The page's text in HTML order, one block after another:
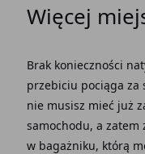
Więcej
Brak konieczności
przebiciu pociąga za
nie musisz mieć już
samochodu, a zatem
w bagażniku, którą